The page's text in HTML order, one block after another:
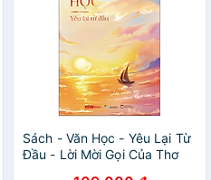
Sách - Văn Học - Yêu Lại Từ
Đầu - Lời Mời Gọi Của Thơ